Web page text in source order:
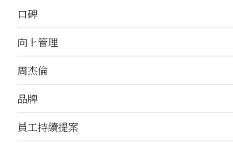
口碑
向上管理
周杰倫
品牌
員工持續提案